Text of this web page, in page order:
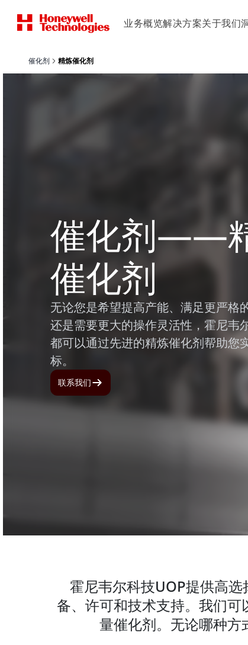
业务概览解决方案关于我们
催化剂 精炼催化剂
催化剂——
催化剂
无论您是希望提高产能、满足更严格
还是需要更大的操作灵活性，霍尼韦
都可以通过先进的精炼催化剂帮助您
标。
联系我们
霍尼韦尔科技UOP提供高
备、许可和技术支持。我们
量催化剂。无论哪种方